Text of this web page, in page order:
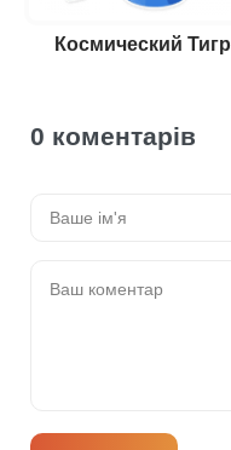
Космический Тигр
0 коментарів